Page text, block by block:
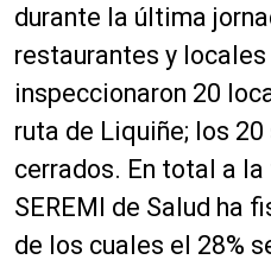
durante la última
restaurantes y locales
inspeccionaron 20
ruta de Liquiñe; los
cerrados. En total a
SEREMI de Salud ha
de los cuales el 28%